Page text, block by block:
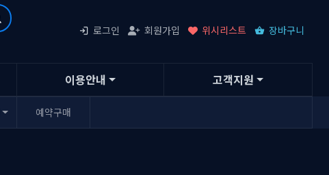
로그인 회원가입 위시리스트 장바구니
이용안내 고객지원
예약구매